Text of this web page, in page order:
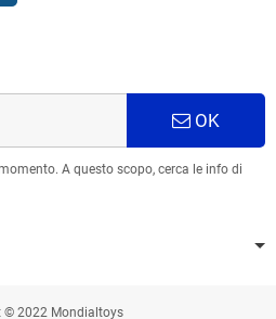
OK
A questo scopo, cerca le info di
© 2022 Mondialtoys